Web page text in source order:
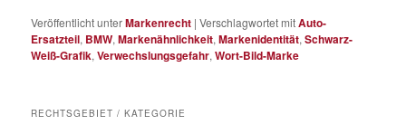
Veröffentlicht unterMarkenrecht |Verschlagwortet mitAuto-
Ersatzteil, BMW,Markenähnlichkeit,Markenidentität,Schwarz-
Weiß-Grafik,Verwechslungsgefahr,Wort-Bild-Marke
RECHTSGEBIET / KATEGORIE